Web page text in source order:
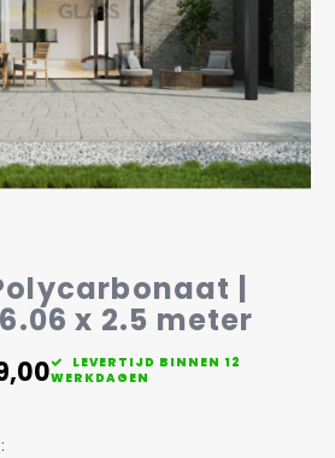
|
x 2.5 meter
LEVERTIJD BINNEN 12
WERKDAGEN